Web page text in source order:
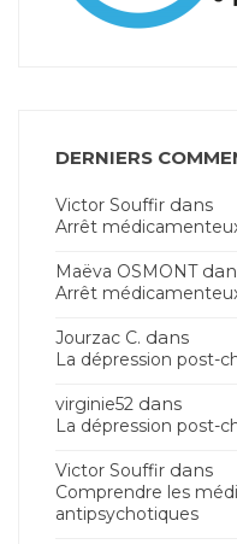
DERNIERS
Victor Souffir dans
Arrêt
Maëva OSMONT
Arrêt
Jourzac C. dans
La dépression post-
virginie52 dans
La dépression post-
Victor Souffir dans
Comprendre les
antipsychotiques